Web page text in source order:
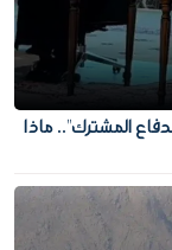
المشترك".. ماذا